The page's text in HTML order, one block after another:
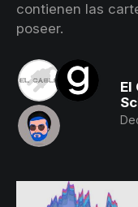
contienen las
poseer.
El